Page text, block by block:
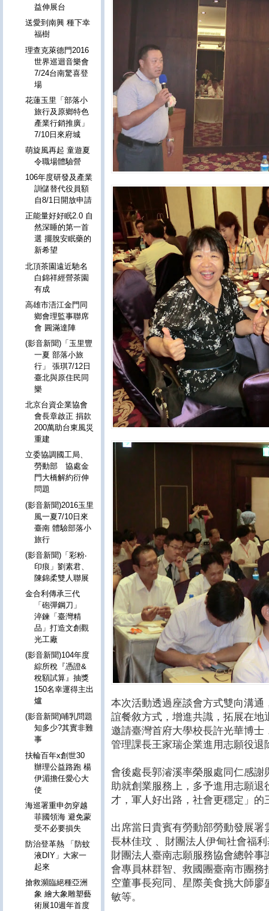
本次活動透過座談會方式雙向溝
誼餐敘方式，增進共識，拓展在
邀請臺灣首府大學校長許光華博
管理課長王家瑞企業進用志願役退
會後處長郭濬溪率榮服處同仁感
助就創業服務上，多予進用志願
才，軍人好出路，社會更穩定」的
出席當日貴賓有勞動部勞動發展
長林佳玟 、財團法人伊甸社會福
財團法人臺南志願服務協會總幹
會專員林群智、救國團臺南市團
空董事長宛同、星際美食挑大師
敏等。
益伸展台
送愛到南興 種下幸
福樹
理查克萊德門2016
世界巡迴音樂會
7/24台南驚喜登
場
花蓮玉里「部落小
旅行及原鄉特色
產業行銷推廣」
7/10日來府城
萌旋風再起 童遊夏
令職場體驗營
106年度研發及產業
訓儲替代役員額
自8/1日開放申請
正能量好好眠2.0 自
然深睡的第一首
選 擺脫安眠藥的
新希望
北頂茶園遠近馳名
白錦祥經營茶園
有成
高雄市浯江金門同
鄉會理監事聯席
會 圓滿達陣
(影音新聞)「玉里豐
一夏 部落小旅
行」 張琪7/12日
臺北與原住民同
樂
北京台資企業協會
會長章啟正 捐款
200萬助台東風災
重建
立委協調國工局、
勞動部 協處金
門大橋解約衍伸
問題
(影音新聞)2016玉里
風一夏7/10日來
臺南 體驗部落小
旅行
(影音新聞)「彩粉‧
印痕」劉素君、
陳錦柔雙人聯展
金合利傳承三代
「砲彈鋼刀」
淬鍊「臺灣精
品」打造文創觀
光工廠
(影音新聞)104年度
綜所稅『憑證&
稅額試算』抽獎
150名幸運得主出
爐
(影音新聞)哺乳問題
知多少?其實非難
事
扶輪百年x創世30
辦理公益路跑 楊
伊湄擔任愛心大
使
海巡署重申勿穿越
菲國領海 避免蒙
受不必要損失
防治登革熱 「防蚊
液DIY」大家一
起來
搶救瀕臨絕種亞洲
象 繪大象雕塑藝
術展10週年首度